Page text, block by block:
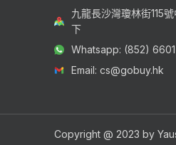
九龍長沙灣瓊林街115
下
Whatsapp: (852)
Email: cs@gobuy.hk
Copyright @ 2023 by